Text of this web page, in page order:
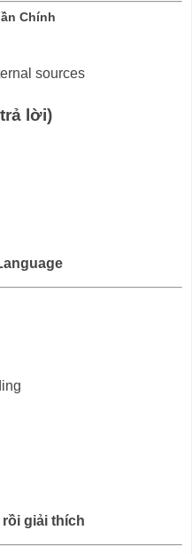
Chính
sources
lời)
giải thích